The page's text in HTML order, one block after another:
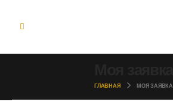
ГЛАВНАЯ МОЯ ЗАЯВКА